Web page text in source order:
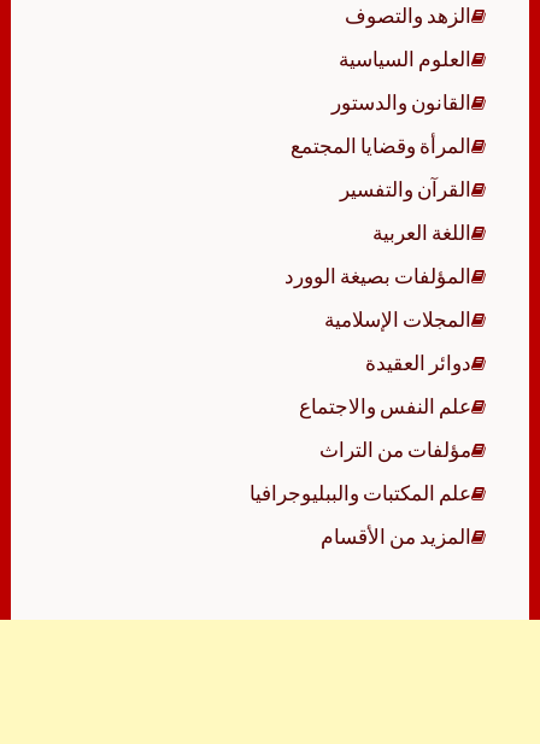
الزهد والتصوف
العلوم السياسية
القانون والدستور
المرأة وقضايا المجتمع
القرآن والتفسير
اللغة العربية
المؤلفات بصيغة الوورد
المجلات الإسلامية
دوائر العقيدة
علم النفس والاجتماع
مؤلفات من التراث
علم المكتبات والببليوجرافيا
المزيد من الأقسام